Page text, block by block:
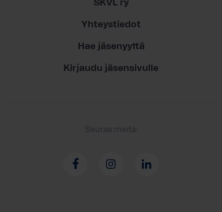
SKVL ry
Yhteystiedot
Hae jäsenyyttä
Kirjaudu jäsensivulle
Seuraa meitä: